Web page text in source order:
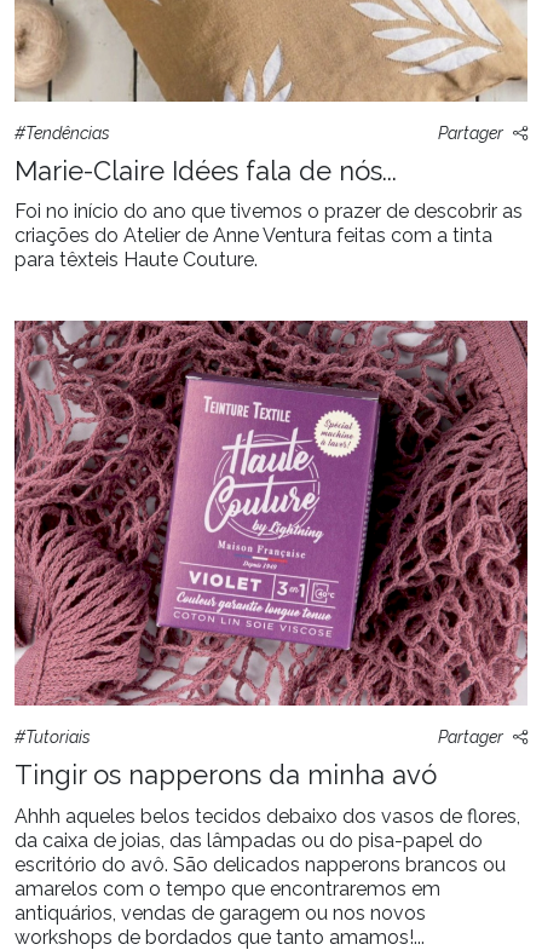
#Tendências Partager
Marie-Claire Idées fala de nós...
Foi no início do ano que tivemos o prazer de descobrir as
criações do Atelier de Anne Ventura feitas com a tinta
para têxteis Haute Couture.
#Tutoriais Partager
Tingir os napperons da minha avó
Ahhh aqueles belos tecidos debaixo dos vasos de flores,
da caixa de joias, das lâmpadas ou do pisa-papel do
escritório do avô. São delicados napperons brancos ou
amarelos com o tempo que encontraremos em
antiquários, vendas de garagem ou nos novos
workshops de bordados que tanto amamos!...